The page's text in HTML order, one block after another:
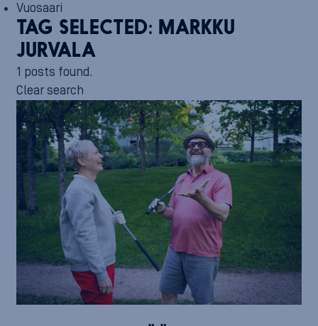
Vuosaari
TAG SELECTED: MARKKU
JURVALA
1 posts found.
Clear search